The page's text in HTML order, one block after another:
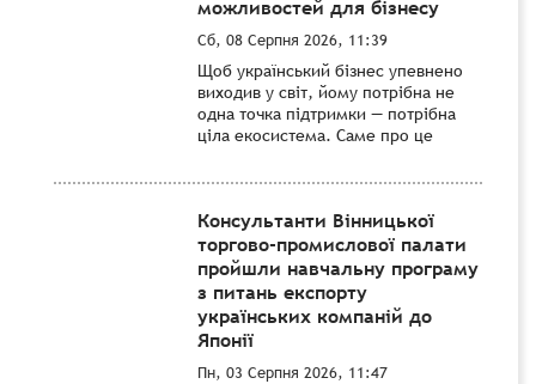
можливостей для бізнесу
Сб, 08 Серпня 2026, 11:39
Щоб український бізнес упевнено
виходив у світ, йому потрібна не
одна точка підтримки — потрібна
ціла екосистема. Саме про це
Консультанти Вінницької
торгово-промислової палати
пройшли навчальну програму
з питань експорту
українських компаній до
Японії
Пн, 03 Серпня 2026, 11:47